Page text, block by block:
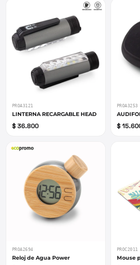
PROA3121
LINTERNA RECARGABLE HEAD
$ 36.800
PROA3253
$
PROA2694
Reloj de Agua Power
PROC2011
Mouse